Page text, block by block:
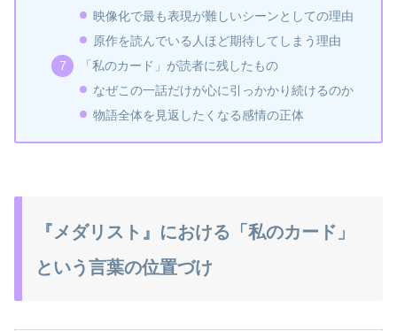
映像化で最も表現が難しいシーンとしての理由
原作を読んでいる人ほど期待してしまう理由
「私のカード」が読者に残したもの
なぜこの一話だけが心に引っかかり続けるのか
物語全体を見返したくなる感情の正体
『メダリスト』における「私のカード」
という言葉の位置づけ